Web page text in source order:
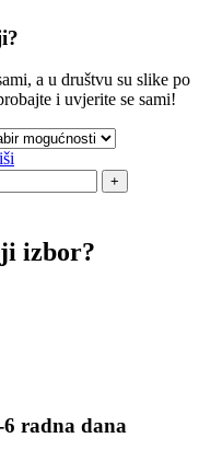
a u društvu su slike po
i uvjerite se sami!
izbor?
radna dana